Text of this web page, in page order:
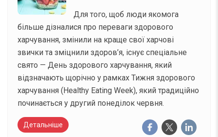
Для того, щоб люди якомога
більше дізналися про переваги здорового
харчування, змінили на краще свої харчові
звички та зміцнили здоров’я, існує спеціальне
свято — День здорового харчування, який
відзначають щорічно у рамках Тижня здорового
харчування (Healthy Eating Week), який традиційно
починається у другий понеділок червня.
Детальніше